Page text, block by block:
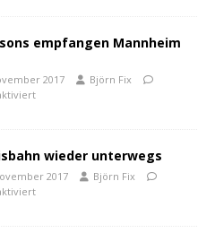
empfangen Mannheim
2017
Björn Fix
wieder unterwegs
2017
Björn Fix